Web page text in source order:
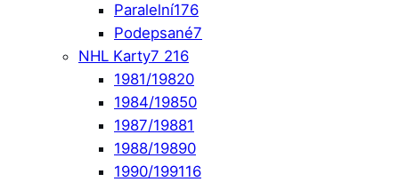
Paralelní176
Podepsané7
NHL Karty7 216
1981/19820
1984/19850
1987/19881
1988/19890
1990/199116